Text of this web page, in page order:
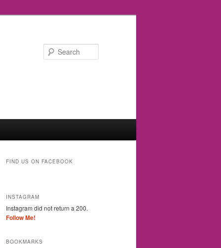
FIND US ON FACEBOOK
INSTAGRAM
Instagram did not return a 200.
Follow Me!
BOOKMARKS